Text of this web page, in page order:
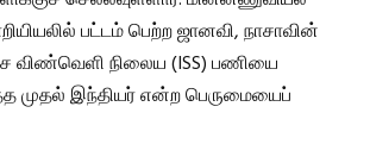
பட்டம் பெற்ற ஜானவி, நாசாவின்
விண்வெளி நிலைய (ISS) பணியை
முதல் இந்தியர் என்ற பெருமையைப்